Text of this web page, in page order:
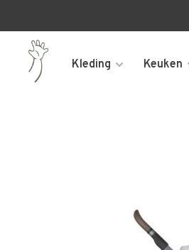
Kleding Keuken